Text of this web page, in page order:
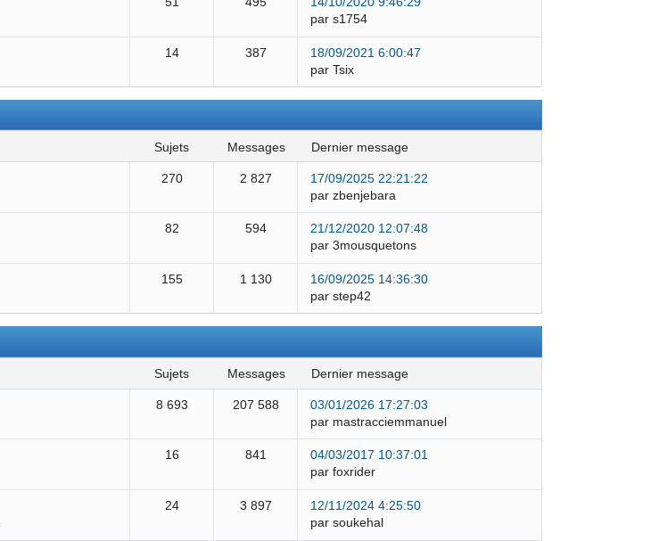
par s1754
14 387
18/09/2021 6:00:47
par Tsix
sujets messages dernier message
270 2 827
17/09/2025 22:21:22
par zbenjebara
82 594
21/12/2020 12:07:48
par 3mousquetons
155 1 130
16/09/2025 14:36:30
par step42
sujets messages dernier message
8 693 207 588
03/01/2026 17:27:03
par mastracciemmanuel
16 841
04/03/2017 10:37:01
par foxrider
24 3 897
12/11/2024 4:25:50
par soukehal